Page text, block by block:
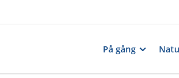
På gång